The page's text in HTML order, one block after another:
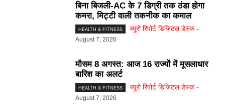
बिना बिजली-AC के 7 डिग्री तक ठंडा होगा
कमरा, मिट्टी वाली तकनीक का कमाल
HEALTH & FITNESS ब्यूरो रिपोर्ट डिजिटल डेस्क -
August 7, 2026
मौसम 8 अगस्त: आज 16 राज्यों में मूसलाधार
बारिश का अलर्ट
HEALTH & FITNESS ब्यूरो रिपोर्ट डिजिटल डेस्क -
August 7, 2026